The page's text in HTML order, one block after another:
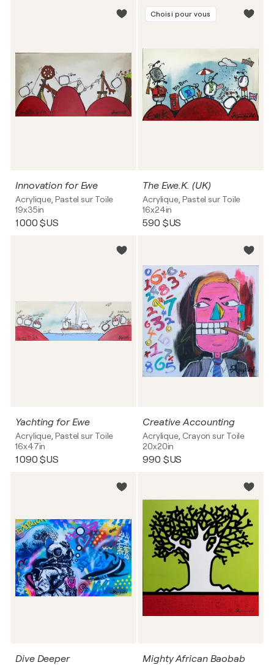
Innovation for Ewe
Acrylique, Pastel sur Toile
19x35in
1 000 $US
Choisi pour vous
The Ewe.K. (UK)
Acrylique, Pastel sur Toile
16x24in
590 $US
Yachting for Ewe
Acrylique, Pastel sur Toile
16x47in
1 090 $US
Creative Accounting
Acrylique, Crayon sur Toile
20x20in
990 $US
Dive Deeper Mighty African Baobab